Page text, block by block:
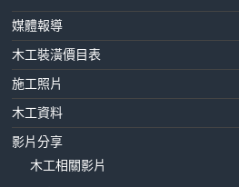
媒體報導
木工裝潢價目表
施工照片
木工資料
影片分享
木工相關影片